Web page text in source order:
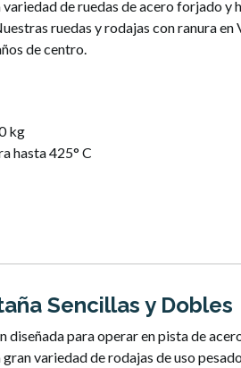
de ruedas de acero forjado y
ruedas y rodajas con ranura en
de centro.
kg
hasta 425° C
Sencillas y Dobles
diseñada para operar en pista de
variedad de rodajas de uso